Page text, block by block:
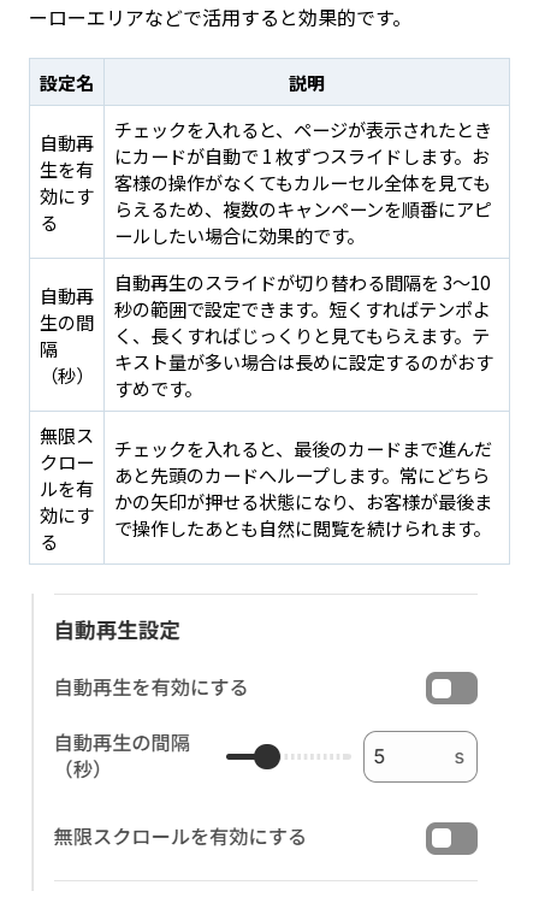
ーローエリアなどで活用すると効果的です。
設定名 説明
自動再
生を有
効にす
る
チェックを入れると、ページが表示されたとき
にカードが自動で 1 枚ずつスライドします。お
客様の操作がなくてもカルーセル全体を見ても
らえるため、複数のキャンペーンを順番にアピ
ールしたい場合に効果的です。
自動再
生の間
隔
（秒）
自動再生のスライドが切り替わる間隔を 3〜10
秒の範囲で設定できます。短くすればテンポよ
く、長くすればじっくりと見てもらえます。テ
キスト量が多い場合は長めに設定するのがおす
すめです。
無限ス
クロー
ルを有
効にす
る
チェックを入れると、最後のカードまで進んだ
あと先頭のカードへループします。常にどちら
かの矢印が押せる状態になり、お客様が最後ま
で操作したあとも自然に閲覧を続けられます。